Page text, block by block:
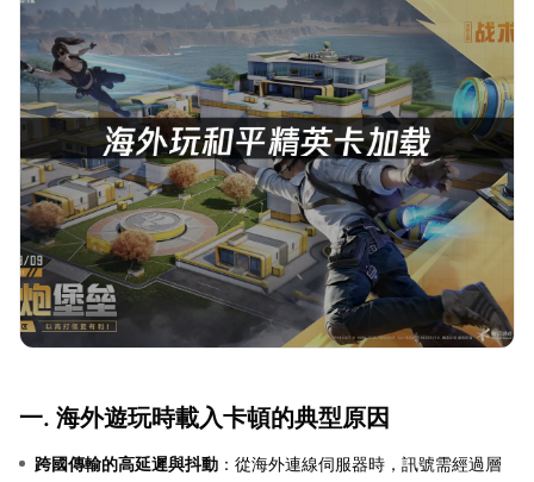
一. 海外遊玩時載入卡頓的典型原因
跨國傳輸的高延遲與抖動 ：從海外連線伺服器時，訊號需經過層